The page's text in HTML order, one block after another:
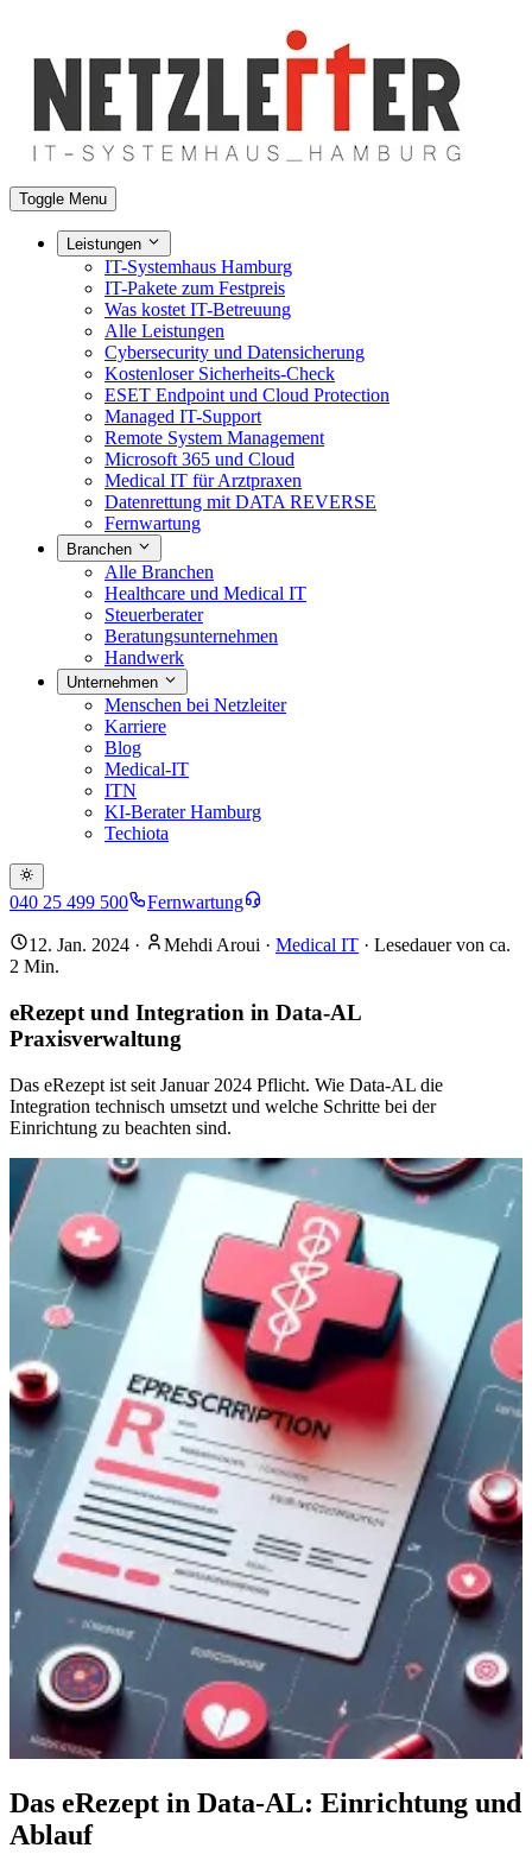
Toggle Menu
Leistungen
IT-Systemhaus Hamburg
IT-Pakete zum Festpreis
Was kostet IT-Betreuung
Alle Leistungen
Cybersecurity und Datensicherung
Kostenloser Sicherheits-Check
ESET Endpoint und Cloud Protection
Managed IT-Support
Remote System Management
Microsoft 365 und Cloud
Medical IT für Arztpraxen
Datenrettung mit DATA REVERSE
Fernwartung
Branchen
Alle Branchen
Healthcare und Medical IT
Steuerberater
Beratungsunternehmen
Handwerk
Unternehmen
Menschen bei Netzleiter
Karriere
Blog
Medical-IT
ITN
KI-Berater Hamburg
Techiota
040 25 499 500 Fernwartung
12. Jan. 2024 · Mehdi Aroui · Medical IT · Lesedauer von ca.
2 Min.
eRezept und Integration in Data-AL
Praxisverwaltung
Das eRezept ist seit Januar 2024 Pflicht. Wie Data-AL die
Integration technisch umsetzt und welche Schritte bei der
Einrichtung zu beachten sind.
Das eRezept in Data-AL: Einrichtung und
Ablauf